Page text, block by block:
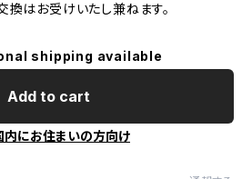
換はお受けいたし兼ねます。
shipping available
Add to cart
内にお住まいの方向け